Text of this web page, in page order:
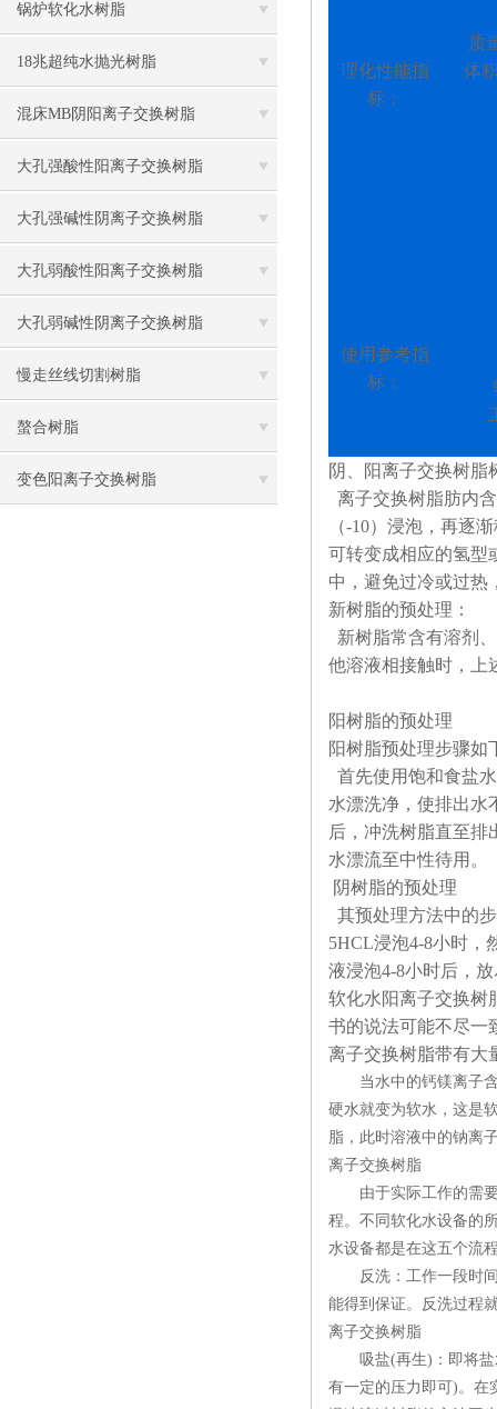
锅炉软化水树脂
18兆超纯水抛光树脂
混床MB阴阳离子交换树脂
大孔强酸性阳离子交换树脂
大孔强碱性阴离子交换树脂
大孔弱酸性阳离子交换树脂
大孔弱碱性阴离子交换树脂
慢走丝线切割树脂
螯合树脂
变色阳离子交换树脂
理化性能指
标：
质
体
使用参考指
标：
阴、阳离子交换树脂
离子交换树脂肪内
（-10）浸泡，再逐
可转变成相应的氢型
中，避免过冷或过热
新树脂的预处理：
新树脂常含有溶剂
他溶液相接触时，上
阳树脂的预处理
阳树脂预处理步骤如
首先使用饱和食盐
水漂洗净，使排出水
后，冲洗树脂直至排
水漂流至中性待用。
阴树脂的预处理
其预处理方法中的
5HCL浸泡4-8小时，
液浸泡4-8小时后，
软化水阳离子交换树
书的说法可能不尽一
离子交换树脂带有大
当水中的钙镁离子含
硬水就变为软水，这是
脂，此时溶液中的钠离
离子交换树脂
由于实际工作的需要
程。不同软化水设备的
水设备都是在这五个流
反洗：工作一段时间
能得到保证。反洗过程
离子交换树脂
吸盐(再生)：即将盐水
有一定的压力即可)。在